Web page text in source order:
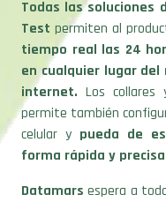
Todas las soluciones
Test permiten al
tiempo real las 24
en cualquier lugar
internet. Los
permite también
celular y pueda de
forma rápida y
Datamars espera a